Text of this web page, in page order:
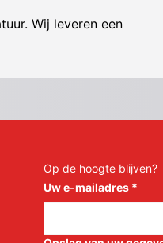
Wij leveren een
Op de hoogte blijven?
Uw e-mailadres *